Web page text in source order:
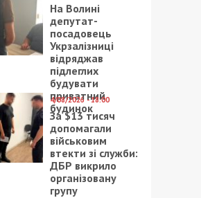
На Волині
депутат-
посадовець
Укрзалізниці
відряджав
підлеглих
будувати
приватний
будинок
4/08/2026 - 18:00
За $13 тисяч
допомагали
військовим
втекти зі служби:
ДБР викрило
організовану
групу